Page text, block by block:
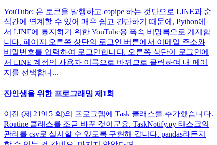
YouTube: 은 토큰을 발행하고 copipe 하는 것만으로 LINE과 순
식간에 연계할 수 있어 매우 쉽고 간단하기 때문에, Python에
서 LINE에 통지하기 위한 YouTube용 폭속 비망록으로 게재합
니다. 페이지 오른쪽 상단의 로그인 버튼에서 이메일 주소와
비밀번호를 입력하여 로그인합니다. 오른쪽 상단이 로그인에
서 LINE 계정의 사용자 이름으로 바뀌므로 클릭하여 내 페이
지를 선택합니...
잔인생을 위한 프로그래밍 제1회
이전 (제 21915 회)의 프로그램에 Task 클래스를 추가했습니다.
Routine 클래스를 조금 바꾼 것이군요. TaskNotify.py 태스크의
관리를 csv로 실시할 수 있도록 구현해 갑니다. pandas라든지